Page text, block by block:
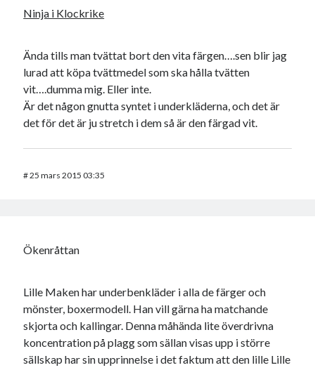
Ninja i Klockrike
Ända tills man tvättat bort den vita färgen….sen blir jag
lurad att köpa tvättmedel som ska hålla tvätten
vit….dumma mig. Eller inte.
Är det någon gnutta syntet i underkläderna, och det är
det för det är ju stretch i dem så är den färgad vit.
#25 mars 2015 03:35
Ökenråttan
Lille Maken har underbenkläder i alla de färger och
mönster, boxermodell. Han vill gärna ha matchande
skjorta och kallingar. Denna måhända lite överdrivna
koncentration på plagg som sällan visas upp i större
sällskap har sin upprinnelse i det faktum att den lille Lille